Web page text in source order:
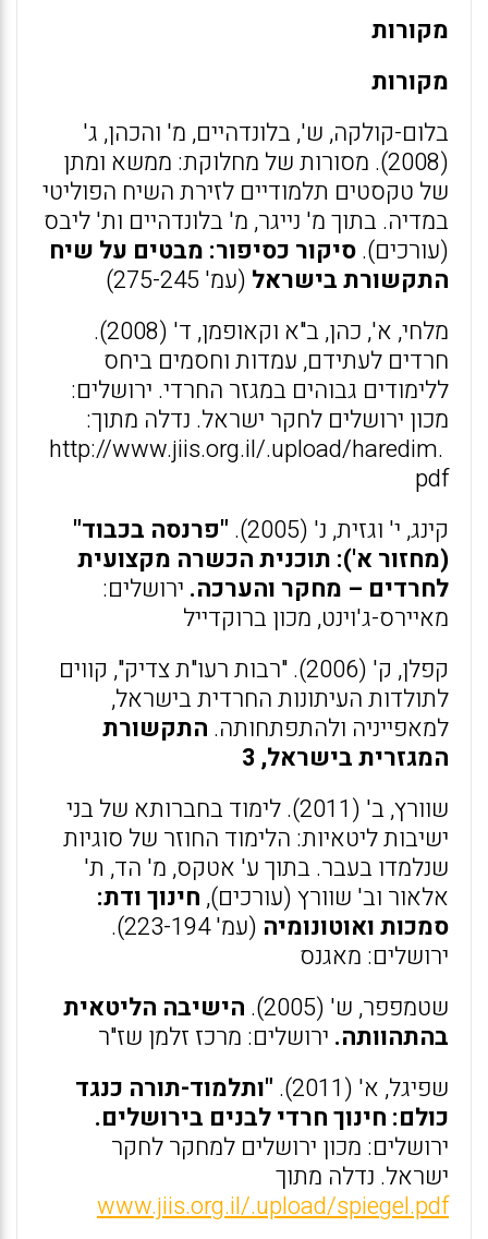
מקורות
מקורות
בלום-קולקה, ש', בלונדהיים, מ' והכהן, ג'
(2008). מסורות של מחלוקת: ממשא ומתן
של טקסטים תלמודיים לזירת השיח הפוליטי
במדיה. בתוך מ' נייגר, מ' בלונדהיים ות' ליבס
(עורכים).סיקור כסיפור: מבטים על שיח
התקשורת בישראל (עמ' 275-245)
מלחי, א', כהן, ב"א וקאופמן, ד' (2008).
חרדים לעתידם, עמדות וחסמים ביחס
ללימודים גבוהים במגזר החרדי. ירושלים:
מכון ירושלים לחקר ישראל. נדלה מתוך:
http://www.jiis.org.il/.upload/haredim.
pdf
קינג, י' וגזית, נ' (2005).
"פרנסה בכבוד"
(מחזור א'): תוכנית הכשרה מקצועית
לחרדים – מחקר והערכה. ירושלים:
מאיירס-ג'וינט, מכון ברוקדייל
קפלן, ק' (2006). "רבות רעו"ת צדיק", קווים
לתולדות העיתונות החרדית בישראל,
למאפייניה ולהתפתחותה. התקשורת
המגזרית בישראל, 3
שוורץ, ב' (2011). לימוד בחברותא של בני
ישיבות ליטאיות: הלימוד החוזר של סוגיות
שנלמדו בעבר. בתוך ע' אטקס, מ' הד, ת'
אלאור וב' שוורץ (עורכים), חינוך ודת:
סמכות ואוטונומיה
(עמ' 223-194).
ירושלים: מאגנס
שטמפפר, ש' (2005).
הישיבה הליטאית
בהתהוותה. ירושלים: מרכז זלמן שז"ר
שפיגל, א' (2011).
"ותלמוד-תורה כנגד
כולם: חינוך חרדי לבנים בירושלים.
ירושלים: מכון ירושלים למחקר לחקר
ישראל. נדלה מתוך
www.jiis.org.il/.upload/spiegel.pdf